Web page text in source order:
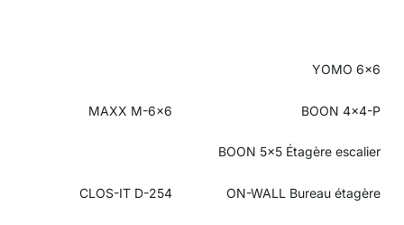
YOMO 6x6
MAXX M-6x6 BOON 4x4-P
BOON 5x5 Étagère escalier
CLOS-IT D-254 ON-WALL Bureau étagère